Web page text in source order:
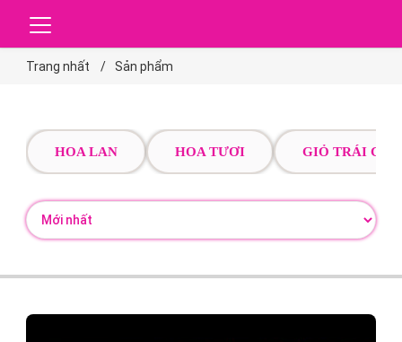
Trang nhất Sản phẩm
HOA LAN HOA TƯƠI GIỎ TRÁI CÂY